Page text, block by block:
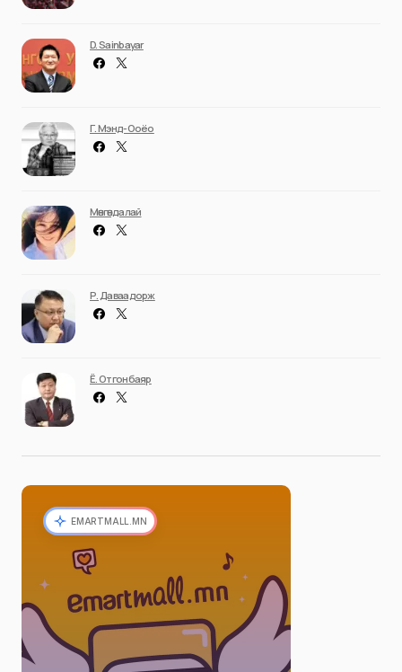
D. Sainbayar
Г. Мэнд-Ооёо
Мөнгөндалай
Р. Даваадорж
Ё. Отгонбаяр
EMARTMALL.MN